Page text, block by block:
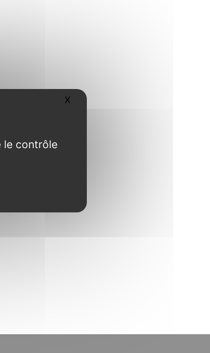
le contrôle
X Masquer le bandeau des cookies